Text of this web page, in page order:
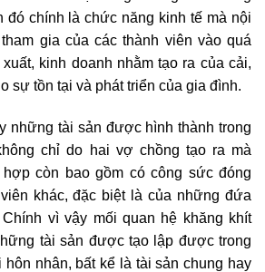
đó chính là chức năng kinh tế mà nội
gia của các thành viên vào quá
kinh doanh nhằm tạo ra của cải,
sự tồn tại và phát triển của gia đình.
những tài sản được hình thành trong
chỉ do hai vợ chồng tạo ra mà
còn bao gồm có công sức đóng
khác, đặc biệt là của những đứa
Chính vì vậy mối quan hệ khăng khít
tài sản được tạo lập được trong
nhân, bất kể là tài sản chung hay